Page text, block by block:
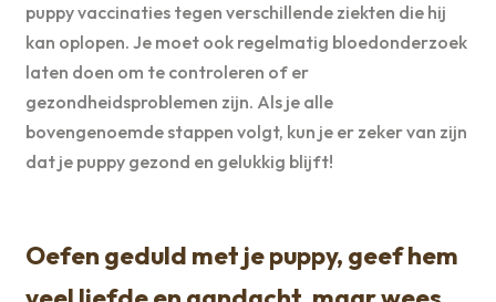
puppy vaccinaties tegen verschillende ziekten die hij
kan oplopen. Je moet ook regelmatig bloedonderzoek
laten doen om te controleren of er
gezondheidsproblemen zijn. Als je alle
bovengenoemde stappen volgt, kun je er zeker van zijn
dat je puppy gezond en gelukkig blijft!
Oefen geduld met je puppy, geef hem